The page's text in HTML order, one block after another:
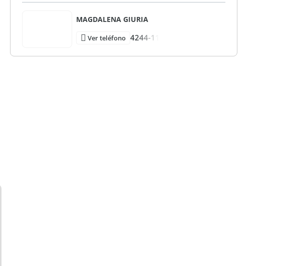
MAGDALENA GIURIA
Ver teléfono 4244-11